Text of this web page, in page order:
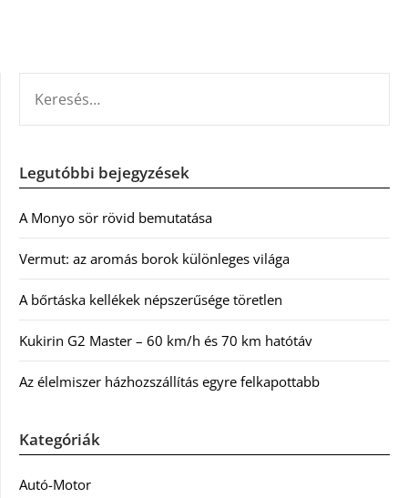
Legutóbbi bejegyzések
A Monyo sör rövid bemutatása
Vermut: az aromás borok különleges világa
A bőrtáska kellékek népszerűsége töretlen
Kukirin G2 Master – 60 km/h és 70 km hatótáv
Az élelmiszer házhozszállítás egyre felkapottabb
Kategóriák
Autó-Motor